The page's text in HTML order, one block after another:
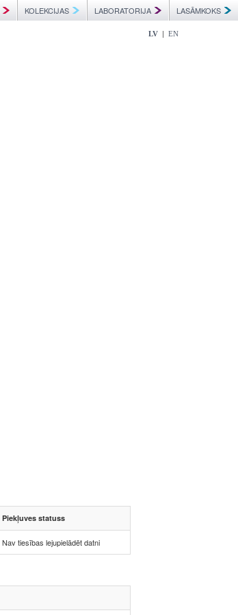
KOLEKCIJAS LABORATORIJA LASĀMKOKS
LV | EN
Piekļuves statuss
Nav tiesības lejupielādēt datni